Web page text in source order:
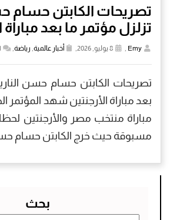
تصريحات الكابتن حسام
تزلزل مؤتمر ما بعد مباراة
Emy أخبار عالمية رياضة
تصريحات الكابتن حسام حسن
بعد مباراة الأرجنتين شهد
مباراة منتخب مصر والأرجنتين
مسبوقة حيث خرج الكابتن حسام
بحث